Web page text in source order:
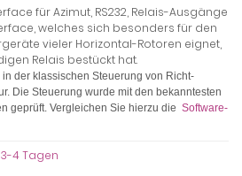
für Azimut, RS232, Relais-Ausgänge
welches sich besonders für den
vieler Horizontal-Rotoren eignet,
Relais bestückt hat.
der klassischen Steuerung von Richt-
Die Steuerung wurde mit den bekanntesten
geprüft. Vergleichen Sie hierzu die Software-
4 Tagen